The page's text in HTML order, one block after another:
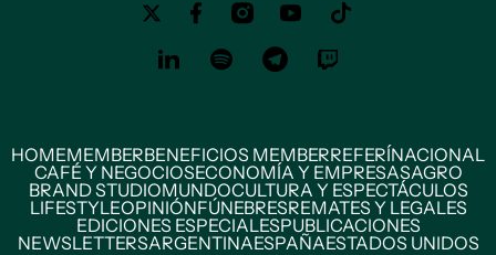
HOMEMEMBERBENEFICIOS MEMBERREFERÍNACIONAL
CAFÉ Y NEGOCIOSECONOMÍA Y EMPRESASAGRO
BRAND STUDIOMUNDOCULTURA Y ESPECTÁCULOS
LIFESTYLEOPINIÓNFÚNEBRESREMATES Y LEGALES
EDICIONES ESPECIALESPUBLICACIONES
NEWSLETTERSARGENTINAESPAÑAESTADOS UNIDOS